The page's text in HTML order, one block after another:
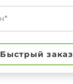
Быстрый заказ